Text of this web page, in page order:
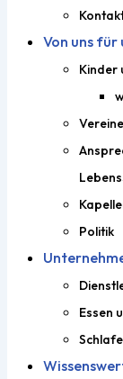
Von uns für
Kinder
Politik
Essen